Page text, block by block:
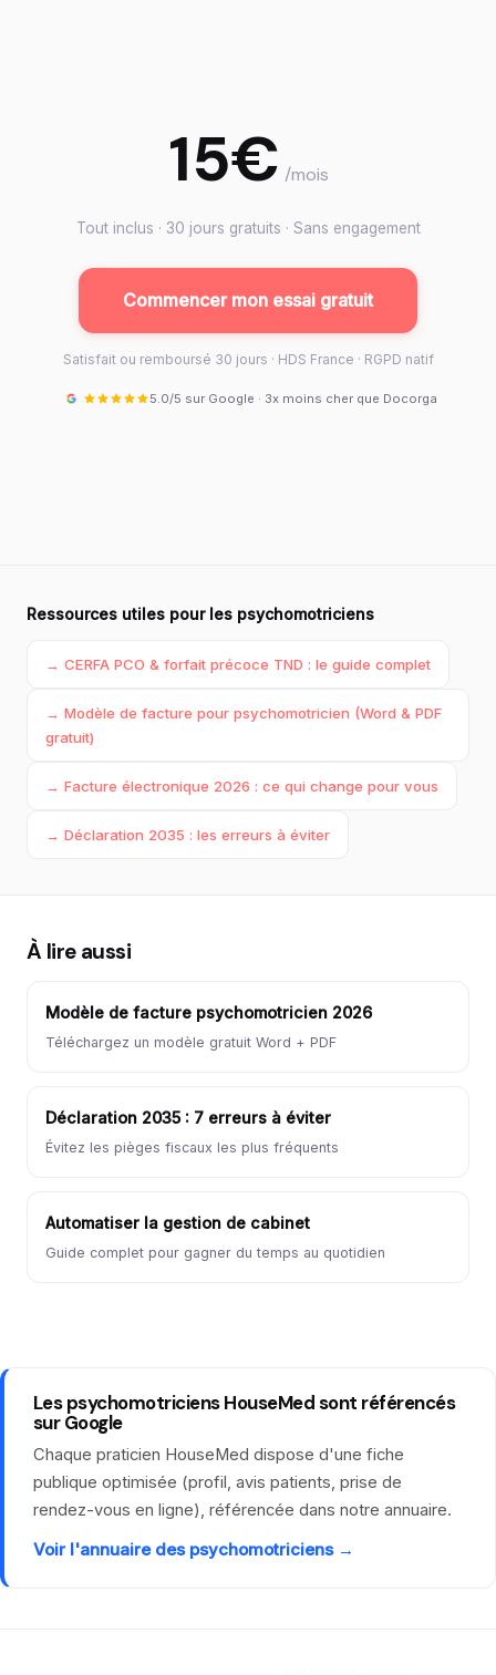
15€ /mois
Tout inclus · 30 jours gratuits · Sans engagement
Commencer mon essai gratuit
Satisfait ou remboursé 30 jours · HDS France · RGPD natif
5.0/5 sur Google · 3x moins cher que Docorga
Ressources utiles pour les psychomotriciens
→ CERFA PCO & forfait précoce TND : le guide complet
→ Modèle de facture pour psychomotricien (Word & PDF
gratuit)
→ Facture électronique 2026 : ce qui change pour vous
→ Déclaration 2035 : les erreurs à éviter
À lire aussi
Modèle de facture psychomotricien 2026
Téléchargez un modèle gratuit Word + PDF
Déclaration 2035 : 7 erreurs à éviter
Évitez les pièges fiscaux les plus fréquents
Automatiser la gestion de cabinet
Guide complet pour gagner du temps au quotidien
Les psychomotriciens HouseMed sont référencés
sur Google
Chaque praticien HouseMed dispose d'une fiche
publique optimisée (profil, avis patients, prise de
rendez-vous en ligne), référencée dans notre annuaire.
Voir l'annuaire des psychomotriciens →